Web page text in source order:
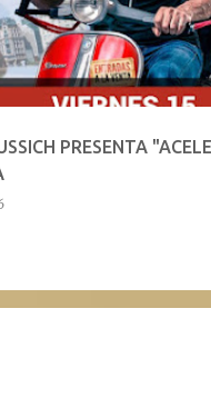
PRESENTA